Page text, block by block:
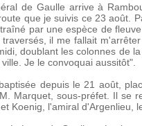
de Gaulle arrive à
que je suivis ce 23 août.
par une espèce de
il me fallait
doublant les colonnes de
Je le convoquai aussitôt".
depuis le 21 août,
Marquet, sous-préfet. Il se
Koenig, l'amiral d'Argenlieu,